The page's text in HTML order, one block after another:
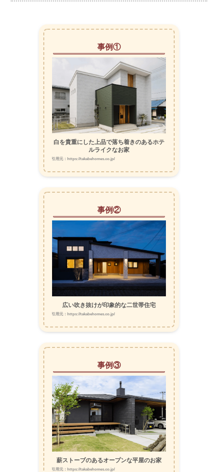
事例①
白を貴重にした上品で落ち着きのあるホテ
ルライクなお家
引用元：https://takabehomes.co.jp/
事例②
広い吹き抜けが印象的な二世帯住宅
引用元：https://takabehomes.co.jp/
事例③
薪ストーブのあるオープンな平屋のお家
引用元：https://takabehomes.co.jp/